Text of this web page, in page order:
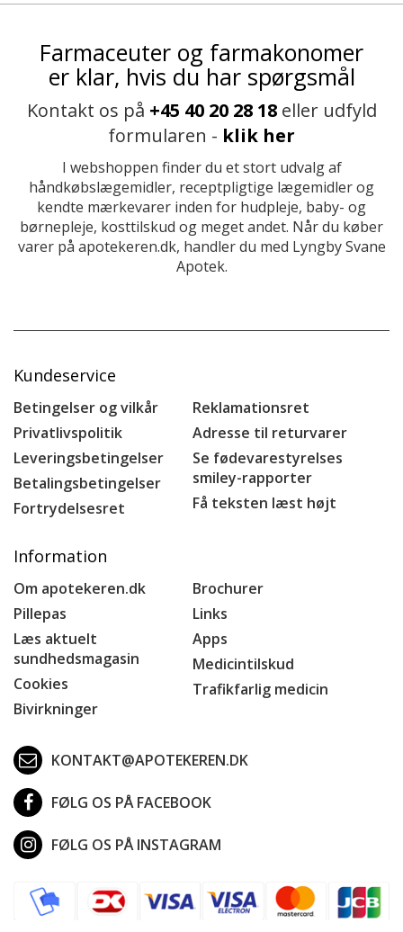
Farmaceuter og farmakonomer
er klar, hvis du har spørgsmål
Kontakt os på +45 40 20 28 18eller udfyld
formularen - klik her
I webshoppen finder du et stort udvalg af
håndkøbslægemidler, receptpligtige lægemidler og
kendte mærkevarer inden for hudpleje, baby- og
børnepleje, kosttilskud og meget andet. Når du køber
varer på apotekeren.dk, handler du med Lyngby Svane
Apotek.
Kundeservice
Betingelser og vilkår
Privatlivspolitik
Leveringsbetingelser
Betalingsbetingelser
Fortrydelsesret
Reklamationsret
Adresse til returvarer
Se fødevarestyrelses
smiley-rapporter
Få teksten læst højt
Information
Om apotekeren.dk
Pillepas
Læs aktuelt
sundhedsmagasin
Cookies
Bivirkninger
Brochurer
Links
Apps
Medicintilskud
Trafikfarlig medicin
KONTAKT@APOTEKEREN.DK
FØLG OS PÅ FACEBOOK
FØLG OS PÅ INSTAGRAM